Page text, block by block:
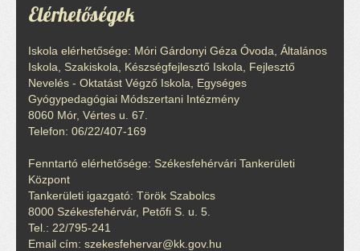
Elérhetőségek
Iskola elérhetősége: Móri Gárdonyi Géza Óvoda, Általános
Iskola, Szakiskola, Készségfejlesztő Iskola, Fejlesztő
Nevelés - Oktatást Végző Iskola, Egységes
Gyógypedagógiai Módszertani Intézmény
8060 Mór, Vértes u. 67.
Telefon: 06/22/407-169
Fenntartó elérhetősége: Székesfehérvári Tankerületi
Központ
Tankerületi igazgató: Török Szabolcs
8000 Székesfehérvár, Petőfi S. u. 5.
Tel.: 22/795-241
Email cím: szekesfehervar@kk.gov.hu